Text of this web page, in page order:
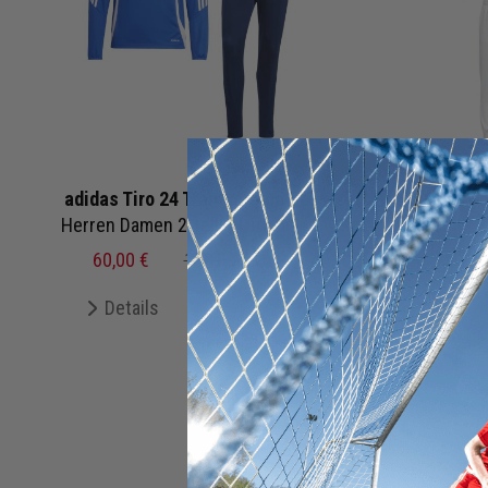
adidas Tiro 24 Trainingstop Set
Herren Damen 2-teilig | Trainingstop Trainingshose
60,00 €
100,00 €UVP
Details Merken
+ 13 Interessenten
Jako